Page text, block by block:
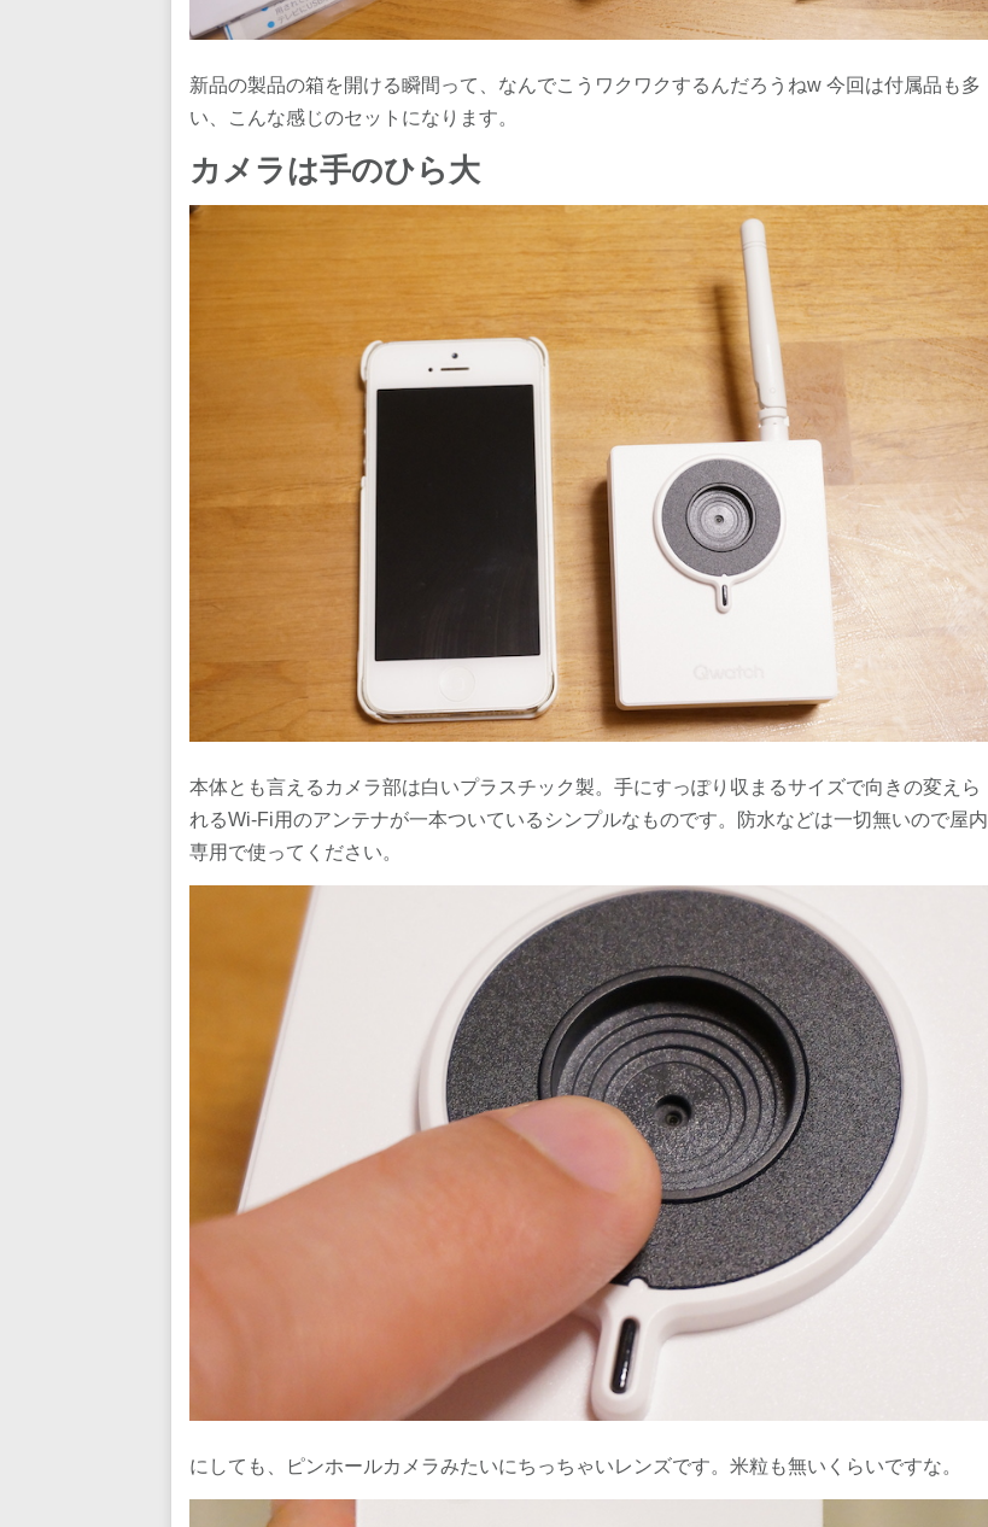
新品の製品の箱を開ける瞬間って、なんでこうワクワクするんだろうねw 今回は付属品も多
い、こんな感じのセットになります。
カメラは手のひら大
本体とも言えるカメラ部は白いプラスチック製。手にすっぽり収まるサイズで向きの変えら
れるWi-Fi用のアンテナが一本ついているシンプルなものです。防水などは一切無いので屋内
専用で使ってください。
にしても、ピンホールカメラみたいにちっちゃいレンズです。米粒も無いくらいですな。